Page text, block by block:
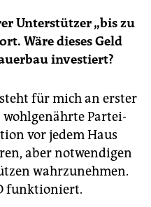
Unterstützer „bis zu
Wäre dieses Geld
investiert?
für mich an erster
wohlgenährte Partei-
vor jedem Haus
aber notwendigen
wahrzunehmen.
funktioniert.